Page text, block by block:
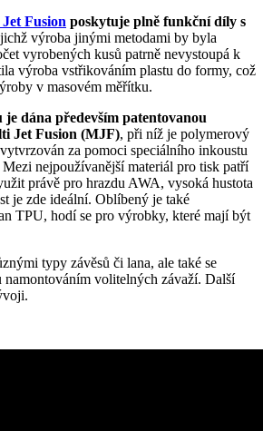
Fusion poskytuje plně funkční díly s
výroba jinými metodami by byla
vyrobených kusů patrně nevystoupá k
výroba vstřikováním plastu do formy, což
v masovém měřítku.
dána především patentovanou
Jet Fusion (MJF), při níž je polymerový
za pomoci speciálního inkoustu
nejpoužívanější materiál pro tisk patří
právě pro hrazdu AWA, vysoká hustota
je zde ideální. Oblíbený je také
TPU, hodí se pro výrobky, které mají být
typy závěsů či lana, ale také se
namontováním volitelných závaží. Další